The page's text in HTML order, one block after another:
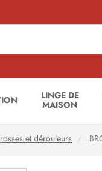
LINGE DE
MAISON
et dérouleurs